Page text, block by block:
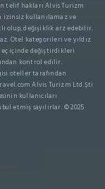
telif hakları Alvis Turizm
izinsiz kullanılamaz ve
olup, değişiklik arz edebilir.
Otel kategorileri ve yıldız
içinde değiştirdikleri
kontrol edilir.
oteller tarafından
Alvis Turizm Ltd.Şti
kullanıcıları
etmiş sayılırlar. © 2025